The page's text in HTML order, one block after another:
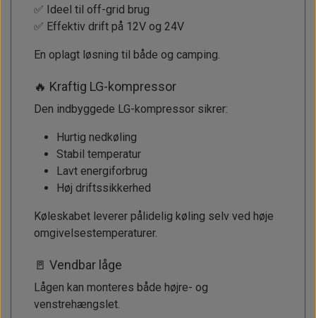
✅ Ideel til off-grid brug
✅ Effektiv drift på 12V og 24V
En oplagt løsning til både og camping.
🔥 Kraftig LG-kompressor
Den indbyggede LG-kompressor sikrer:
Hurtig nedkøling
Stabil temperatur
Lavt energiforbrug
Høj driftssikkerhed
Køleskabet leverer pålidelig køling selv ved høje
omgivelsestemperaturer.
🚪 Vendbar låge
Lågen kan monteres både højre- og
venstrehængslet.